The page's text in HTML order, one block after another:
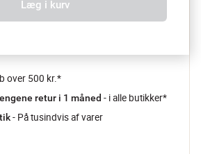
Læg i kurv
over 500 kr.*
retur i 1 måned - i alle butikker*
- På tusindvis af varer